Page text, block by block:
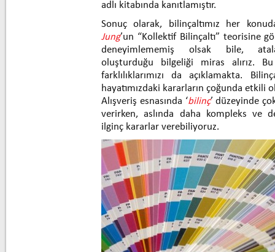
adlı kitabında kanıtlamıştır.
Sonuç olarak, bilinçaltımız her
Jung’un “Kollektif Bilinçaltı” teorisine
deneyimlememiş olsak bile,
oluşturduğu bilgeliği miras alırız.
farklılıklarımızı da açıklamakta.
hayatımızdaki kararların çoğunda etkili
Alışveriş esnasında ‘bilinç’ düzeyinde
verirken, aslında daha kompleks ve
ilginç kararlar verebiliyoruz.